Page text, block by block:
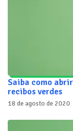
Saiba como
recibos verdes
18 de agosto de 2020